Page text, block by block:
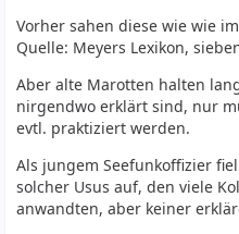
Vorher sahen diese wie wie
Quelle: Meyers Lexikon,
Aber alte Marotten halten
nirgendwo erklärt sind, nur
evtl. praktiziert werden.
Als jungem Seefunkoffizier
solcher Usus auf, den viele
anwandten, aber keiner